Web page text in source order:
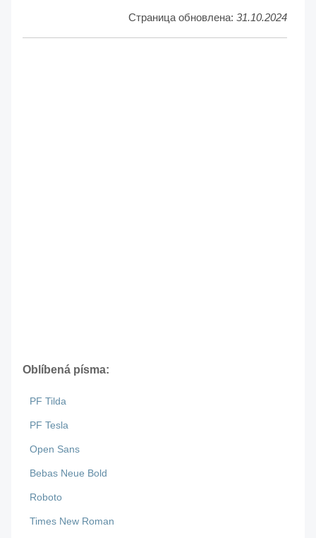
Страница обновлена: 31.10.2024
Oblíbená písma:
PF Tilda
PF Tesla
Open Sans
Bebas Neue Bold
Roboto
Times New Roman